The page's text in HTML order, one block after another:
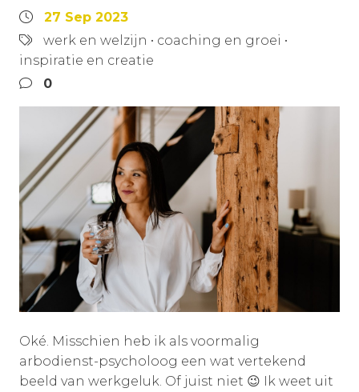
27 Sep 2023
werk en welzijn • coaching en groei •
inspiratie en creatie
0
Oké. Misschien heb ik als voormalig
arbodienst-psycholoog een wat vertekend
beeld van werkgeluk. Of juist niet 😉 Ik weet uit